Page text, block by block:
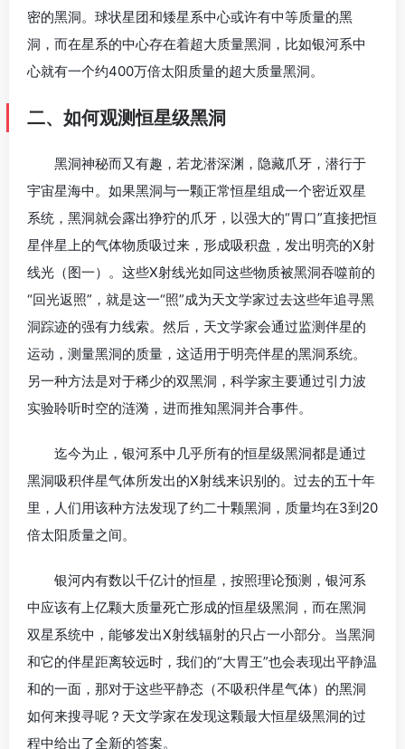
密的黑洞。球状星团和矮星系中心或许有中等质量的黑
洞，而在星系的中心存在着超大质量黑洞，比如银河系中
心就有一个约400万倍太阳质量的超大质量黑洞。
二、如何观测恒星级黑洞
黑洞神秘而又有趣，若龙潜深渊，隐藏爪牙，潜行于
宇宙星海中。如果黑洞与一颗正常恒星组成一个密近双星
系统，黑洞就会露出狰狞的爪牙，以强大的“胃口”直接把恒
星伴星上的气体物质吸过来，形成吸积盘，发出明亮的X射
线光（图一）。这些X射线光如同这些物质被黑洞吞噬前的
“回光返照”，就是这一“照”成为天文学家过去这些年追寻黑
洞踪迹的强有力线索。然后，天文学家会通过监测伴星的
运动，测量黑洞的质量，这适用于明亮伴星的黑洞系统。
另一种方法是对于稀少的双黑洞，科学家主要通过引力波
实验聆听时空的涟漪，进而推知黑洞并合事件。
迄今为止，银河系中几乎所有的恒星级黑洞都是通过
黑洞吸积伴星气体所发出的X射线来识别的。过去的五十年
里，人们用该种方法发现了约二十颗黑洞，质量均在3到20
倍太阳质量之间。
银河内有数以千亿计的恒星，按照理论预测，银河系
中应该有上亿颗大质量死亡形成的恒星级黑洞，而在黑洞
双星系统中，能够发出X射线辐射的只占一小部分。当黑洞
和它的伴星距离较远时，我们的“大胃王”也会表现出平静温
和的一面，那对于这些平静态（不吸积伴星气体）的黑洞
如何来搜寻呢？天文学家在发现这颗最大恒星级黑洞的过
程中给出了全新的答案。